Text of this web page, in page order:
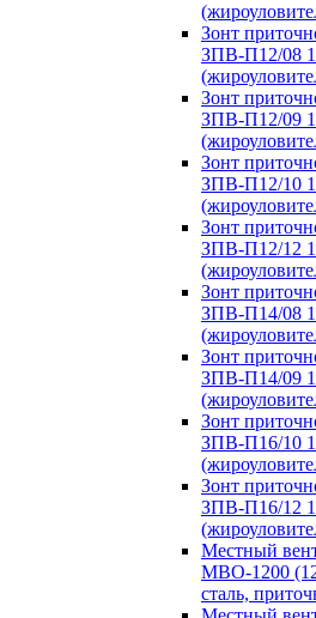
Зонт
ЗПВ-П12/08
Зонт
ЗПВ-П12/09
Зонт
ЗПВ-П12/10
Зонт
ЗПВ-П12/12
Зонт
ЗПВ-П14/08
Зонт
ЗПВ-П14/09
Зонт
ЗПВ-П16/10
Зонт
ЗПВ-П16/12
Местный
МВО-1200
сталь,